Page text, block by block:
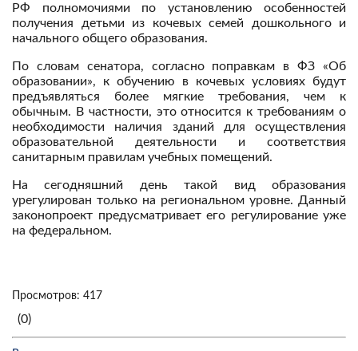
РФ полномочиями по установлению особенностей
получения детьми из кочевых семей дошкольного и
начального общего образования.
По словам сенатора, согласно поправкам в ФЗ «Об
образовании», к обучению в кочевых условиях будут
предъявляться более мягкие требования, чем к
обычным. В частности, это относится к требованиям о
необходимости наличия зданий для осуществления
образовательной деятельности и соответствия
санитарным правилам учебных помещений.
На сегодняшний день такой вид образования
урегулирован только на региональном уровне. Данный
законопроект предусматривает его регулирование уже
на федеральном.
Просмотров: 417
(0)